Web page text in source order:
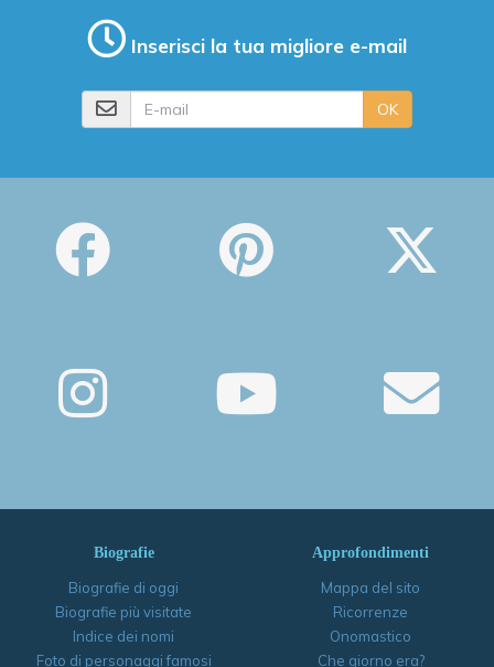
Inserisci la tua migliore e-mail
OK
Biografie
Biografie di oggi
Biografie più visitate
Indice dei nomi
Foto di personaggi famosi
Approfondimenti
Mappa del sito
Ricorrenze
Onomastico
Che giorno era?